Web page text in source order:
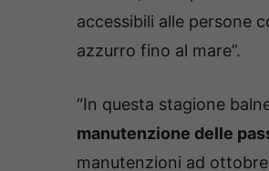
accessibili alle persone
azzurro fino al mare”.
“In questa stagione
manutenzione delle
manutenzioni ad